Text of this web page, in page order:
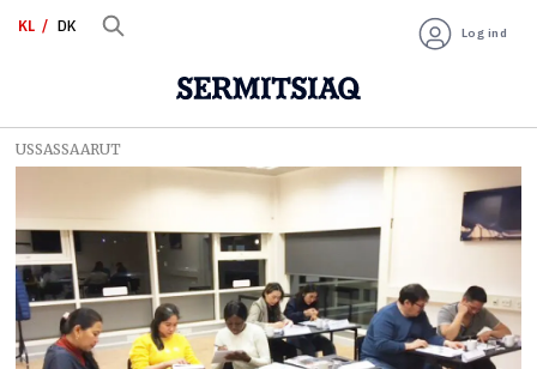
KL DK Log ind
Tag:
udenlandsk
arbejdskraft
USSASSAARUT